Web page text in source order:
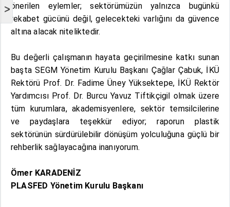
> önerilen eylemler; sektörümüzün yalnızca bugünkü
rekabet gücünü değil, gelecekteki varlığını da güvence
altına alacak niteliktedir.
Bu değerli çalışmanın hayata geçirilmesine katkı sunan
başta SEGM Yönetim Kurulu Başkanı Çağlar Çabuk, İKÜ
Rektörü Prof. Dr. Fadime Üney Yüksektepe, İKÜ Rektör
Yardımcısı Prof. Dr. Burcu Yavuz Tiftikçigil olmak üzere
tüm kurumlara, akademisyenlere, sektör temsilcilerine
ve paydaşlara teşekkür ediyor; raporun plastik
sektörünün sürdürülebilir dönüşüm yolculuğuna güçlü bir
rehberlik sağlayacağına inanıyorum.
Ömer KARADENİZ
PLASFED Yönetim Kurulu Başkanı